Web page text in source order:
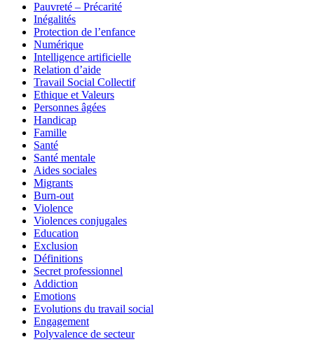
Pauvreté – Précarité
Inégalités
Protection de l’enfance
Numérique
Intelligence artificielle
Relation d’aide
Travail Social Collectif
Ethique et Valeurs
Personnes âgées
Handicap
Famille
Santé
Santé mentale
Aides sociales
Migrants
Burn-out
Violence
Violences conjugales
Education
Exclusion
Définitions
Secret professionnel
Addiction
Emotions
Evolutions du travail social
Engagement
Polyvalence de secteur